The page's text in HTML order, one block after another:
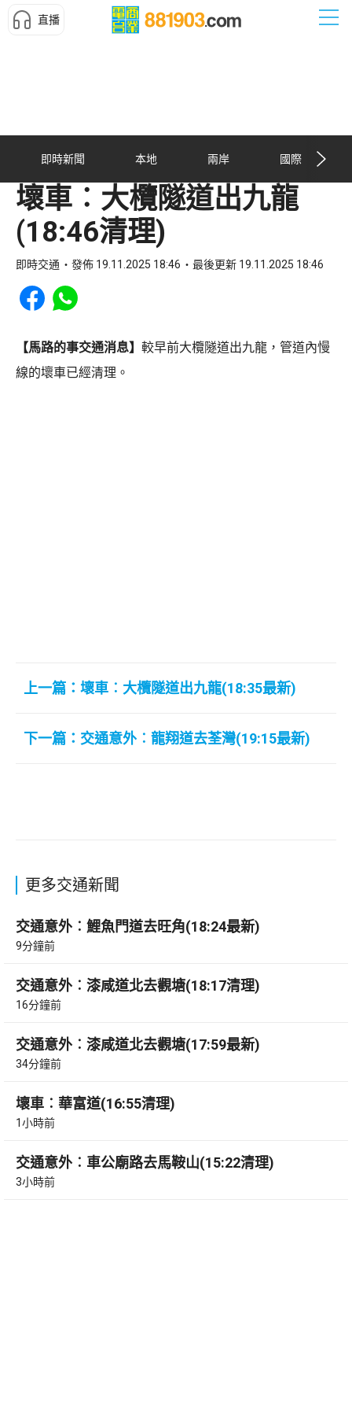
直播
即時新聞 本地 兩岸 國際
壞車︰大欖隧道出九龍
(18:46清理)
即時交通 發佈 19.11.2025 18:46 最後更新 19.11.2025 18:46
Share to Facebook
Share to WhatsApp
【馬路的事交通消息】 較早前大欖隧道出九龍，管道內慢
線的壞車已經清理。
上一篇：壞車︰大欖隧道出九龍(18:35最新)
下一篇：交通意外︰龍翔道去荃灣(19:15最新)
更多交通新聞
交通意外︰鯉魚門道去旺角(18:24最新)
9分鐘前
交通意外︰漆咸道北去觀塘(18:17清理)
16分鐘前
交通意外︰漆咸道北去觀塘(17:59最新)
34分鐘前
壞車︰華富道(16:55清理)
1小時前
交通意外︰車公廟路去馬鞍山(15:22清理)
3小時前